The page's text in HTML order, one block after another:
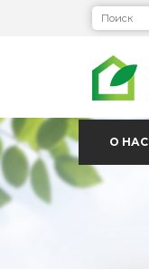
О НАС